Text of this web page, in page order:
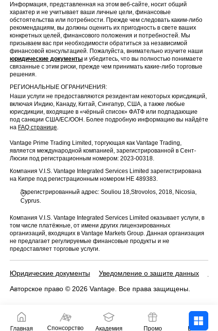
Информация, представленная на этом веб-сайте, носит общий
характер и не учитывает ваши личные цели, финансовые
обстоятельства или потребности. Прежде чем следовать каким-либо
рекомендациям, вы должны оценить их пригодность в свете ваших
конкретных целей, финансового положения и потребностей. Мы
призываем вас при необходимости обратиться за независимой
финансовой консультацией. Пожалуйста, внимательно изучите наши
юридические документы и убедитесь, что вы полностью понимаете
связанные с этим риски, прежде чем принимать какие-либо торговые
решения.
РЕГИОНАЛЬНЫЕ ОГРАНИЧЕНИЯ:
Наши услуги не предоставляются резидентам некоторых юрисдикций,
включая Индию, Канаду, Китай, Сингапур, США, а также любые
юрисдикции, входящие в «чёрный список» ФАТФ или подпадающие
под санкции США/ЕС/ООН. Более подробную информацию вы найдёте
на FAQ странице.
Vantage Prime Trading Limited, торгующая как Vantage Trading,
является международной компанией, зарегистрированной в Сент-
Люсии под регистрационным номером: 2023-00318.
Компания V.I.S. Vantage Integrated Services Limited зарегистрирована
на Кипре под регистрационным номером HE 489383.
Зарегистрированный адрес: Souliou 18,Strovolos, 2018, Nicosia,
Cyprus.
Компания V.I.S. Vantage Integrated Services Limited оказывает услуги, в
том числе платёжные, от имени других лицензированных
организаций, входящих в Vantage Markets Group. Данная организация
не предлагает регулируемые финансовые продукты и не
предоставляет торговые услуги.
Юридические документы Уведомление о защите данных
Авторское право © 2026 Vantage. Все права защищены.
Главная Спонсорство Академия Промо Войти